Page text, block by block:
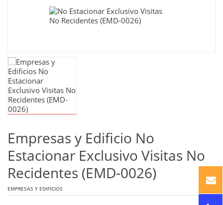
Empresas y Edificio No
Estacionar Exclusivo Visitas No
Recidentes (EMD-0026)
EMPRESAS Y EDIFICIOS